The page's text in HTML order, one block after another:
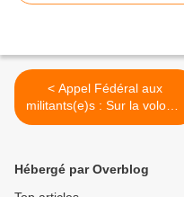
< Appel Fédéral aux
militants(e)s : Sur la volonté
du CHUG de licencier notre
Hébergé par Overblog